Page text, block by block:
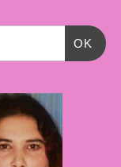
OK